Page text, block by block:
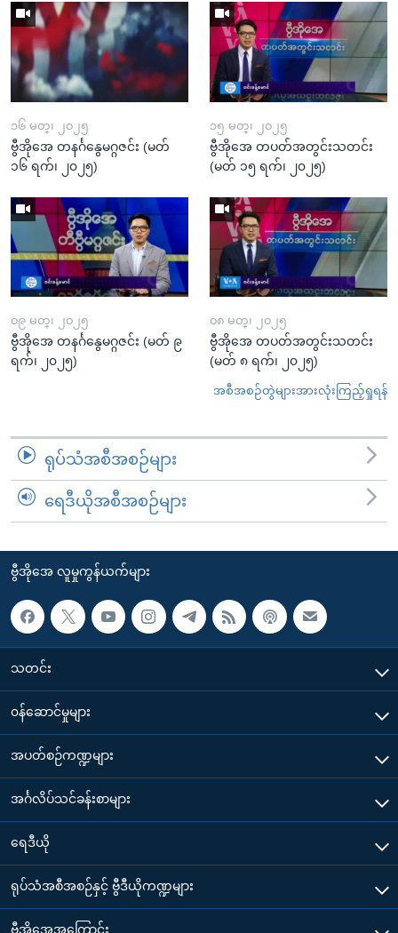
၁၆ မတ္၊ ၂၀၂၅
ဗွီအိုအေ တနင်္ဂနွေမဂ္ဂဇင်း (မတ်
၁၆ ရက်၊ ၂၀၂၅)
၁၅ မတ္၊ ၂၀၂၅
ဗွီအိုအေ တပတ်အတွင်းသတင်း
(မတ် ၁၅ ရက်၊ ၂၀၂၅)
၀၉ မတ္၊ ၂၀၂၅
ဗွီအိုအေ တနင်္ဂနွေမဂ္ဂဇင်း (မတ် ၉
ရက်၊ ၂၀၂၅)
၀၈ မတ္၊ ၂၀၂၅
ဗွီအိုအေ တပတ်အတွင်းသတင်း
(မတ် ၈ ရက်၊ ၂၀၂၅)
အစီအစဉ်တွဲများအားလုံးကြည့်ရှုရန်
ရုပ်သံအစီအစဉ်များ
ရေဒီယိုအစီအစဉ်များ
ဗွီအိုအေ လူမှုကွန်ယက်များ
သတင်း
၀န်ဆောင်မှုများ
အပတ်စဉ်ကဏ္ဍများ
အင်္ဂလိပ်သင်ခန်းစာများ
ရေဒီယို
ရုပ်သံအစီအစဉ်နှင့် ဗွီဒီယိုကဏ္ဍများ
ဗွီအိုအေအကြောင်း